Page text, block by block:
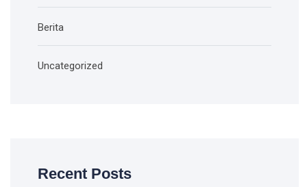
Berita
Uncategorized
Recent Posts